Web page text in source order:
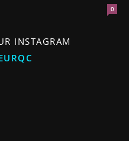
0
INSTAGRAM